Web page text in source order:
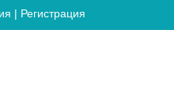
| Регистрация